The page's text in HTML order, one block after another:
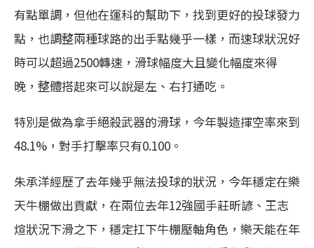
有點單調，但他在運科的幫助下，找到更好的投球發力
點，也調整兩種球路的出手點幾乎一樣，而速球狀況好
時可以超過2500轉速，滑球幅度大且變化幅度來得
晚，整體搭起來可以說是左、右打通吃。
特別是做為拿手絕殺武器的滑球，今年製造揮空率來到
48.1%，對手打擊率只有0.100。
朱承洋經歷了去年幾乎無法投球的狀況，今年穩定在樂
天牛棚做出貢獻，在兩位去年12強國手莊昕諺、王志
煊狀況下滑之下，穩定扛下牛棚壓軸角色，樂天能在年